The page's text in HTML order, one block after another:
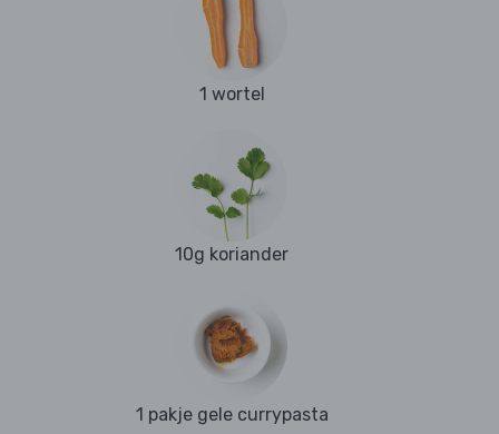
1 wortel
10g koriander
1 pakje gele currypasta